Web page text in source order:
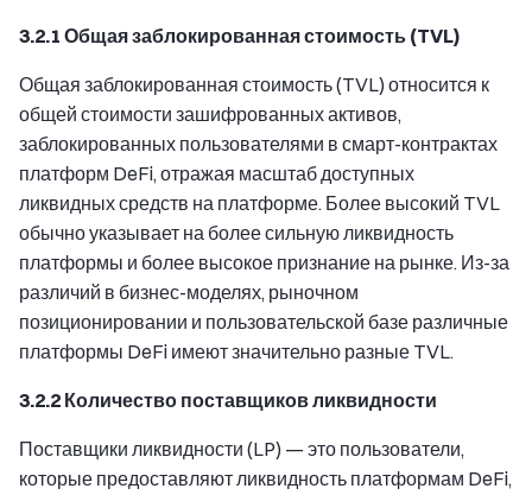
3.2.1 Общая заблокированная стоимость (TVL)
Общая заблокированная стоимость (TVL) относится к
общей стоимости зашифрованных активов,
заблокированных пользователями в смарт-контрактах
платформ DeFi, отражая масштаб доступных
ликвидных средств на платформе. Более высокий TVL
обычно указывает на более сильную ликвидность
платформы и более высокое признание на рынке. Из-за
различий в бизнес-моделях, рыночном
позиционировании и пользовательской базе различные
платформы DeFi имеют значительно разные TVL.
3.2.2 Количество поставщиков ликвидности
Поставщики ликвидности (LP) — это пользователи,
которые предоставляют ликвидность платформам DeFi,